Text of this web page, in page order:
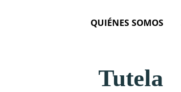
QUIÉNES SOMOS
Tutela